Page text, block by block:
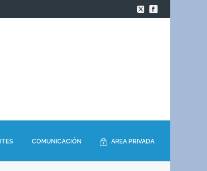
COMUNICACIÓN AREA PRIVADA